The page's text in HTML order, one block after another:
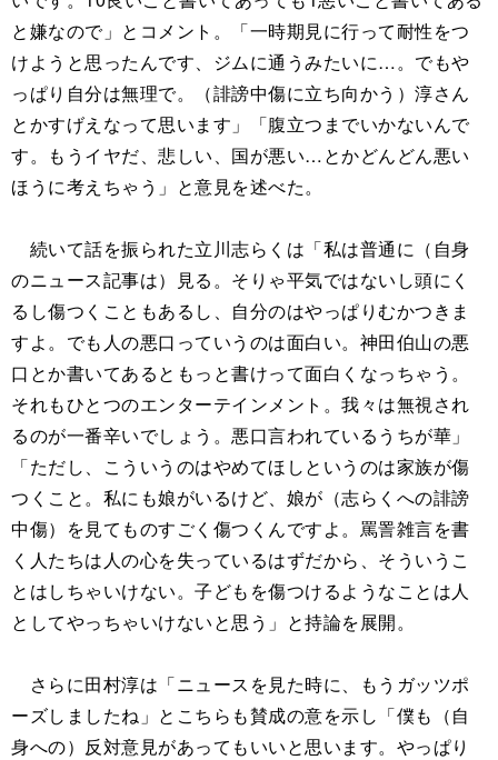
と嫌なので」とコメント。「一時期見に行って耐性をつ
けようと思ったんです、ジムに通うみたいに…。でもや
っぱり自分は無理で。（誹謗中傷に立ち向かう）淳さん
とかすげえなって思います」「腹立つまでいかないんで
す。もうイヤだ、悲しい、国が悪い…とかどんどん悪い
ほうに考えちゃう」と意見を述べた。
続いて話を振られた立川志らくは「私は普通に（自身
のニュース記事は）見る。そりゃ平気ではないし頭にく
るし傷つくこともあるし、自分のはやっぱりむかつきま
すよ。でも人の悪口っていうのは面白い。神田伯山の悪
口とか書いてあるともっと書けって面白くなっちゃう。
それもひとつのエンターテインメント。我々は無視され
るのが一番辛いでしょう。悪口言われているうちが華」
「ただし、こういうのはやめてほしというのは家族が傷
つくこと。私にも娘がいるけど、娘が（志らくへの誹謗
中傷）を見てものすごく傷つくんですよ。罵詈雑言を書
く人たちは人の心を失っているはずだから、そういうこ
とはしちゃいけない。子どもを傷つけるようなことは人
としてやっちゃいけないと思う」と持論を展開。
さらに田村淳は「ニュースを見た時に、もうガッツポ
ーズしましたね」とこちらも賛成の意を示し「僕も（自
身への）反対意見があってもいいと思います。やっぱり